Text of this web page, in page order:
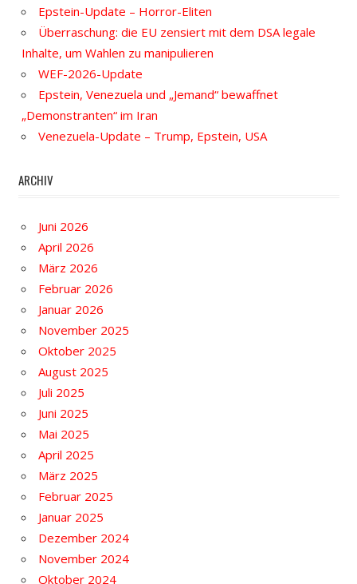
Epstein-Update – Horror-Eliten
Überraschung: die EU zensiert mit dem DSA legale
Inhalte, um Wahlen zu manipulieren
WEF-2026-Update
Epstein, Venezuela und „Jemand“ bewaffnet
„Demonstranten“ im Iran
Venezuela-Update – Trump, Epstein, USA
ARCHIV
Juni 2026
April 2026
März 2026
Februar 2026
Januar 2026
November 2025
Oktober 2025
August 2025
Juli 2025
Juni 2025
Mai 2025
April 2025
März 2025
Februar 2025
Januar 2025
Dezember 2024
November 2024
Oktober 2024